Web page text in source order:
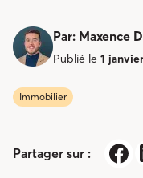
Par: Maxence
Publié le 1
Immobilier
Partager sur :